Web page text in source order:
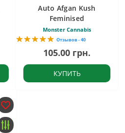
Auto Afgan Kush
Feminised
Monster Cannabis
Отзывов - 40
105.00 грн.
КУПИТЬ